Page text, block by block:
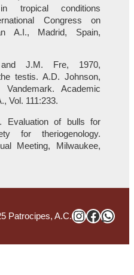
tropical conditions
Congress on
A.I., Madrid, Spain,
and J.M. Fre, 1970,
testis. A.D. Johnson,
Academic
Vol. 111:233.
Evaluation of bulls for
for theriogenology.
Meeting, Milwaukee,
Patrocipes, A.C.